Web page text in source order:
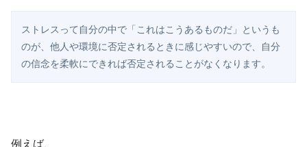
ストレスって自分の中で「これはこうあるものだ」というも
のが、他人や環境に否定されるときに感じやすいので、自分
の信念を柔軟にできれば否定されることがなくなります。
例えば、